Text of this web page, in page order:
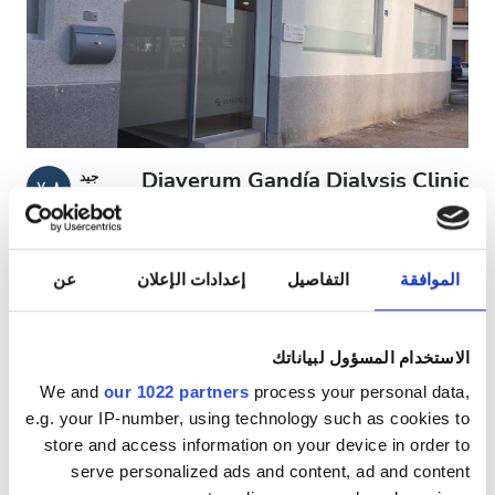
الموافقة التفاصيل إعدادات الإعلان عن
الاستخدام المسؤول لبياناتك
We and our 1022 partners process your personal data,
e.g. your IP-number, using technology such as cookies to
store and access information on your device in order to
serve personalized ads and content, ad and content
مرضى مصابين بفيروس نقص المناعة البشرية
مرضى مصابين بالتهاب الكبد B
مرضى مصابين بالتهاب الكبد C
المرافق
شبكة واي فاي مجانيّة
شاشات تلفزيون
انتقالات مجانية
Diaverum Gandía Dialysis Clinic
غانديا, إسبانيا
٠٫٨٦ كم من مركز المدينة
جيد
٧٫٨
مشمول بتغطية بطاقة التأمين الصحيّ الأوروبية
مشمول بتغطية بطاقة التأمين الصحيّ العالميّة
انتظار سيارات مجانيّ
لكل علاج
غسيل الدم ٢٠٠ €
غسيل وترشيح الدم ٢٥٠ €